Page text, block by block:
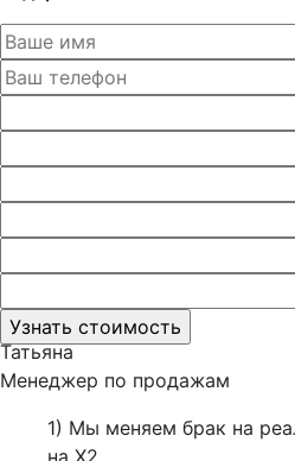
Татьяна
Менеджер по продажам
1) Мы меняем брак на